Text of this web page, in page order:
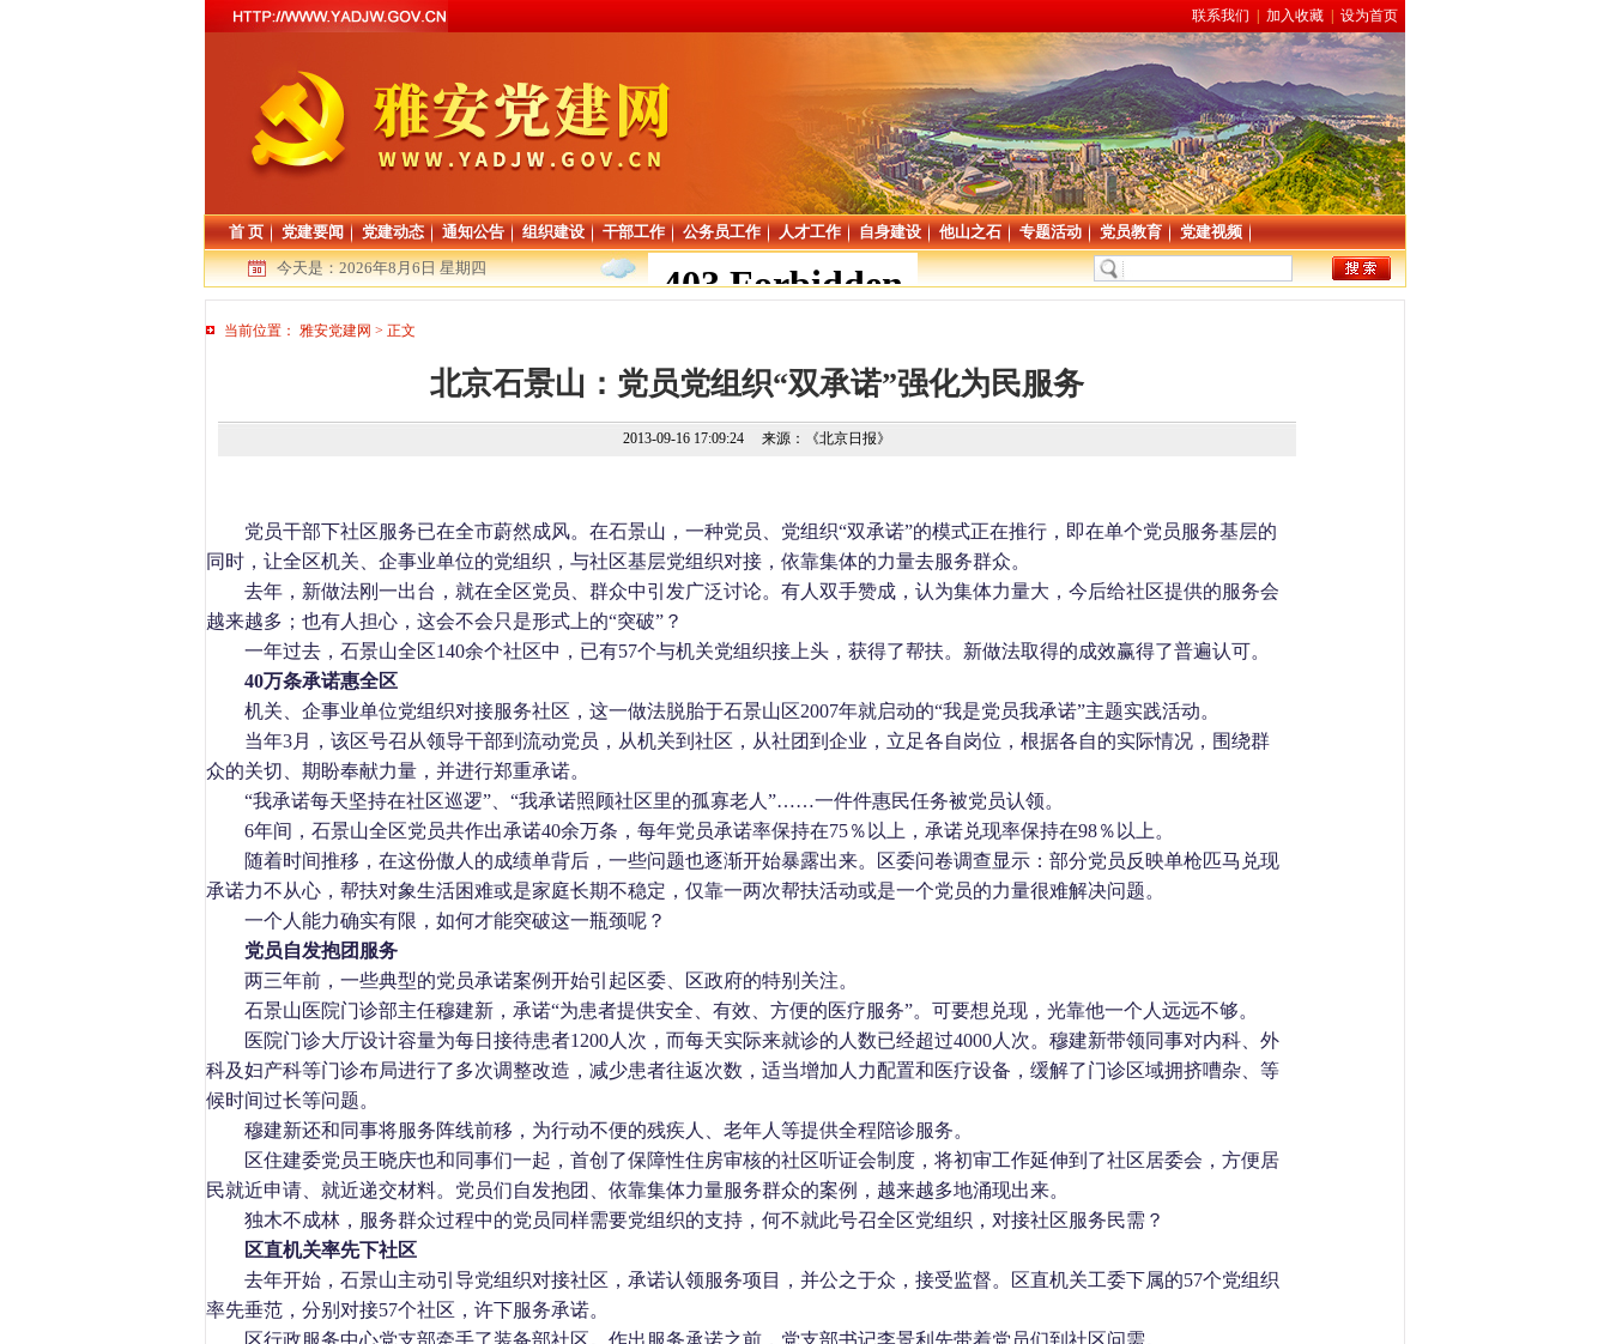
联系我们 加入收藏 设为首页
首 页 党建要闻 党建动态 通知公告 组织建设 干部工作 公务员工作 人才工作 自身建设 他山之石 专题活动 党员教育
党建视频
今天是：2026年8月6日 星期四
当前位置： 雅安党建网 > 正文
北京石景山：党员党组织“双承诺”强化为民服务
2013-09-16 17:09:24 来源：《北京日报》
党员干部下社区服务已在全市蔚然成风。在石景山，一种党员、党组织“双承诺”的模式正在推行，即在单个党员服务基层的
同时，让全区机关、企事业单位的党组织，与社区基层党组织对接，依靠集体的力量去服务群众。
去年，新做法刚一出台，就在全区党员、群众中引发广泛讨论。有人双手赞成，认为集体力量大，今后给社区提供的服务会
越来越多；也有人担心，这会不会只是形式上的“突破”？
一年过去，石景山全区140余个社区中，已有57个与机关党组织接上头，获得了帮扶。新做法取得的成效赢得了普遍认可。
40万条承诺惠全区
机关、企事业单位党组织对接服务社区，这一做法脱胎于石景山区2007年就启动的“我是党员我承诺”主题实践活动。
当年3月，该区号召从领导干部到流动党员，从机关到社区，从社团到企业，立足各自岗位，根据各自的实际情况，围绕群
众的关切、期盼奉献力量，并进行郑重承诺。
“我承诺每天坚持在社区巡逻”、“我承诺照顾社区里的孤寡老人”……一件件惠民任务被党员认领。
6年间，石景山全区党员共作出承诺40余万条，每年党员承诺率保持在75％以上，承诺兑现率保持在98％以上。
随着时间推移，在这份傲人的成绩单背后，一些问题也逐渐开始暴露出来。区委问卷调查显示：部分党员反映单枪匹马兑现
承诺力不从心，帮扶对象生活困难或是家庭长期不稳定，仅靠一两次帮扶活动或是一个党员的力量很难解决问题。
一个人能力确实有限，如何才能突破这一瓶颈呢？
党员自发抱团服务
两三年前，一些典型的党员承诺案例开始引起区委、区政府的特别关注。
石景山医院门诊部主任穆建新，承诺“为患者提供安全、有效、方便的医疗服务”。可要想兑现，光靠他一个人远远不够。
医院门诊大厅设计容量为每日接待患者1200人次，而每天实际来就诊的人数已经超过4000人次。穆建新带领同事对内科、外
科及妇产科等门诊布局进行了多次调整改造，减少患者往返次数，适当增加人力配置和医疗设备，缓解了门诊区域拥挤嘈杂、等
候时间过长等问题。
穆建新还和同事将服务阵线前移，为行动不便的残疾人、老年人等提供全程陪诊服务。
区住建委党员王晓庆也和同事们一起，首创了保障性住房审核的社区听证会制度，将初审工作延伸到了社区居委会，方便居
民就近申请、就近递交材料。党员们自发抱团、依靠集体力量服务群众的案例，越来越多地涌现出来。
独木不成林，服务群众过程中的党员同样需要党组织的支持，何不就此号召全区党组织，对接社区服务民需？
区直机关率先下社区
去年开始，石景山主动引导党组织对接社区，承诺认领服务项目，并公之于众，接受监督。区直机关工委下属的57个党组织
率先垂范，分别对接57个社区，许下服务承诺。
区行政服务中心党支部牵手了装备部社区。作出服务承诺之前，党支部书记李景利先带着党员们到社区问需。